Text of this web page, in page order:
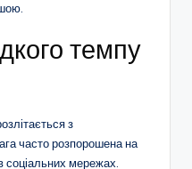
темпу
з
часто розпорошена на
соціальних мережах.